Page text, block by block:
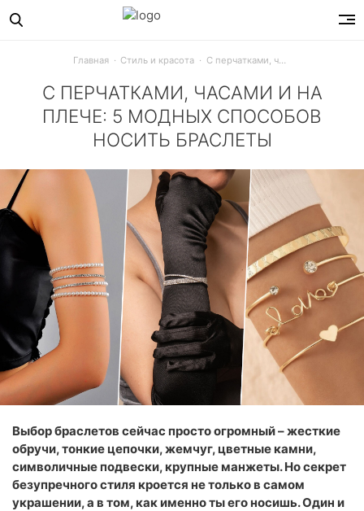
Главная Стиль и красота С перчатками, часами и на плече: 5 модных способов носить браслеты
С ПЕРЧАТКАМИ, ЧАСАМИ И НА
ПЛЕЧЕ: 5 МОДНЫХ СПОСОБОВ
НОСИТЬ БРАСЛЕТЫ
Узнай, как модно носить женские браслеты в этом
Выбор браслетов сейчас просто огромный – жесткие
обручи, тонкие цепочки, жемчуг, цветные камни,
символичные подвески, крупные манжеты. Но секрет
безупречного стиля кроется не только в самом
украшении, а в том, как именно ты его носишь. Один и